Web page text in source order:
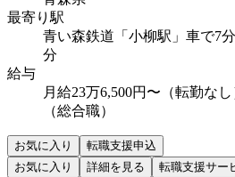
最寄り駅
青い森鉄道「小柳駅」車で7
分
給与
月給23万6,500円〜（転勤な
（総合職）
お気に入り
転職支援申込
お気に入り
詳細を見る 転職支援サー